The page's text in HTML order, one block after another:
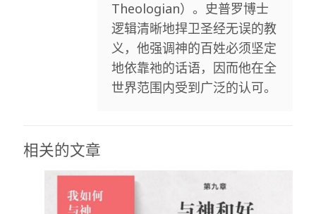
Theologian）。史普罗博士
逻辑清晰地捍卫圣经无误的教
义，他强调神的百姓必须坚定
地依靠祂的话语，因而他在全
世界范围内受到广泛的认可。
相关的文章